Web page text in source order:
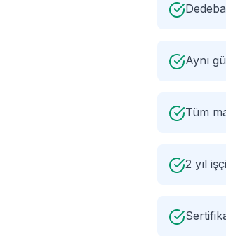
Aynı
Tüm
2 yıl